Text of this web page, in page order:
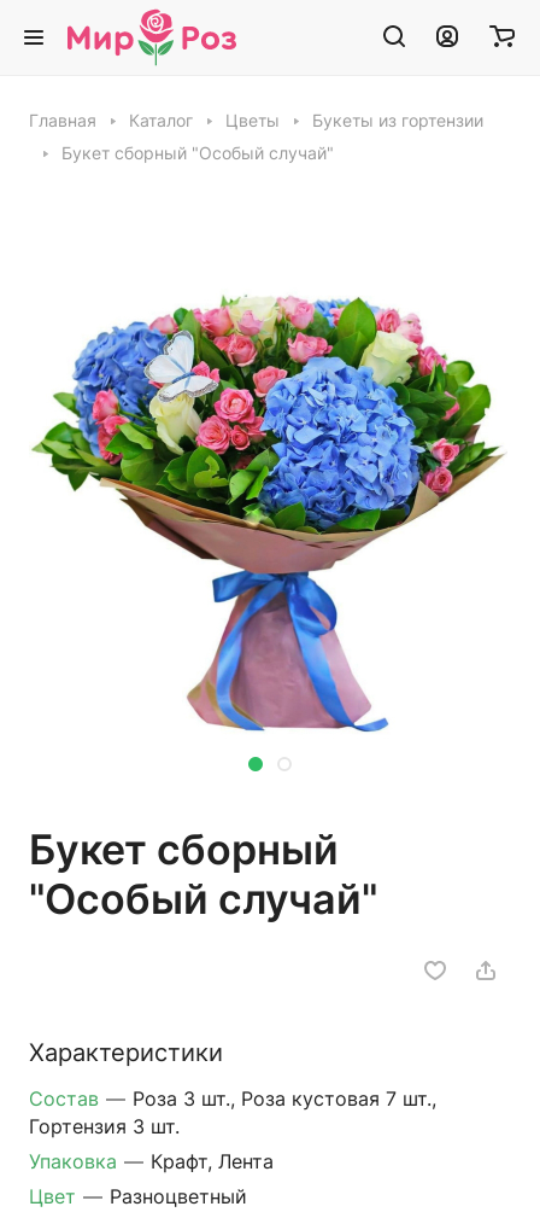
Главная Каталог Цветы
Букеты из гортензии
Букет сборный "Особый случай"
Букет сборный
"Особый случай"
Характеристики
Состав — Роза 3 шт., Роза кустовая 7 шт.,
Гортензия 3 шт.
Упаковка — Крафт, Лента
Цвет — Разноцветный